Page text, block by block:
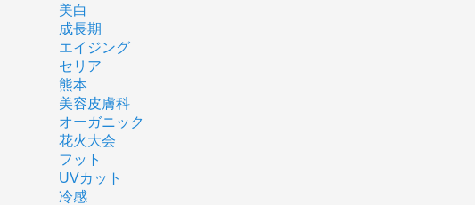
美白
成長期
エイジング
セリア
熊本
美容皮膚科
オーガニック
花火大会
フット
UVカット
冷感